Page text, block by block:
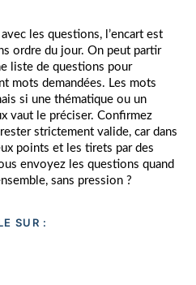
les questions, l’encart est
ordre du jour. On peut partir
liste de questions pour
mots demandées. Les mots
si une thématique ou un
vaut le préciser. Confirmez
strictement valide, car dans
points et les tirets par des
envoyez les questions quand
sans pression ?
SUR :